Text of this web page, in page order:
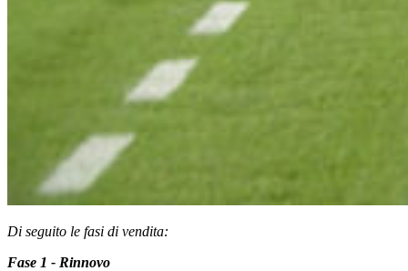
Di seguito le fasi di vendita:
Fase 1 - Rinnovo